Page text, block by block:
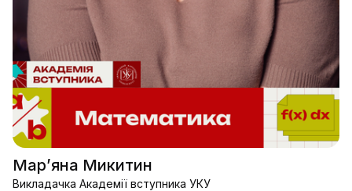
Марʼяна Микитин
Викладачка Академії вступника УКУ